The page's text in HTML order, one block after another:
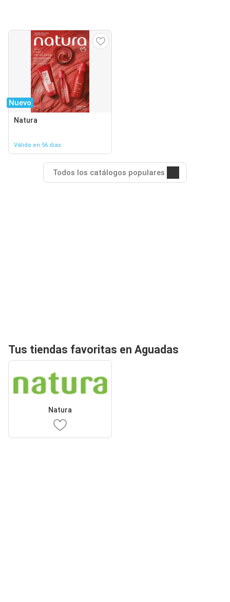
Nuevo
Natura
Válido en 56 días
Todos los catálogos populares
Tus tiendas favoritas en Aguadas
Natura